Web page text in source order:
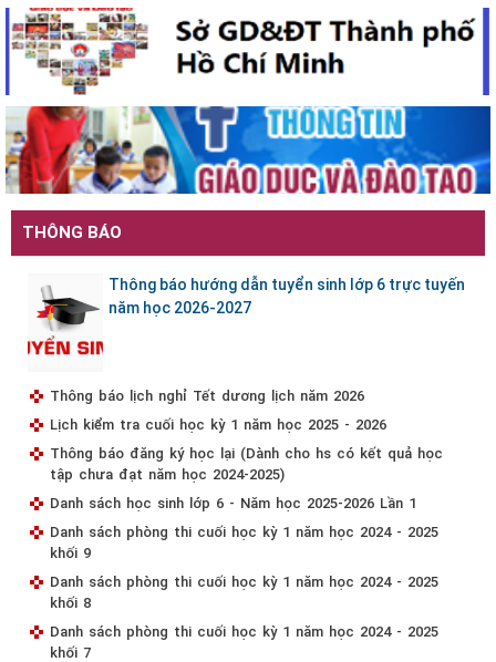
THÔNG BÁO
Thông báo hướng dẫn tuyển sinh lớp 6 trực tuyến
năm học 2026-2027
Thông báo lịch nghỉ Tết dương lịch năm 2026
Lịch kiểm tra cuối học kỳ 1 năm học 2025 - 2026
Thông báo đăng ký học lại (Dành cho hs có kết quả học
tập chưa đạt năm học 2024-2025)
Danh sách học sinh lớp 6 - Năm học 2025-2026 Lần 1
Danh sách phòng thi cuối học kỳ 1 năm học 2024 - 2025
khối 9
Danh sách phòng thi cuối học kỳ 1 năm học 2024 - 2025
khối 8
Danh sách phòng thi cuối học kỳ 1 năm học 2024 - 2025
khối 7